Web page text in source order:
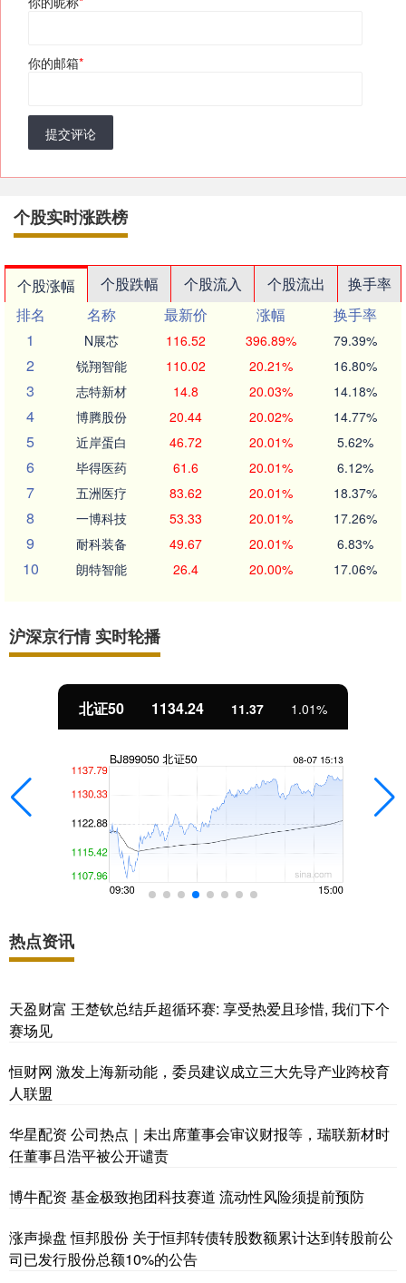
你的邮箱*
提交评论
个股实时涨跌榜
个股涨幅 个股跌幅 个股流入 个股流出
换手率
排名
名称 最新价 涨幅
换手率
1
N展芯 116.52 396.89% 79.39%
2 锐翔智能 110.02 20.21% 16.80%
3 志特新材 14.8 20.03% 14.18%
4 博腾股份 20.44 20.02% 14.77%
5 近岸蛋白 46.72 20.01% 5.62%
6 毕得医药 61.6 20.01% 6.12%
7 五洲医疗 83.62 20.01% 18.37%
8 一博科技 53.33 20.01% 17.26%
9 耐科装备 49.67 20.01% 6.83%
10 朗特智能 26.4 20.00% 17.06%
沪深京行情 实时轮播
北证50 1134.24 11.37 1.01%
热点资讯
天盈财富 王楚钦总结乒超循环赛: 享受热爱且珍惜, 我们下个
赛场见
恒财网 激发上海新动能，委员建议成立三大先导产业跨校育
人联盟
华星配资 公司热点｜未出席董事会审议财报等，瑞联新材时
任董事吕浩平被公开谴责
博牛配资 基金极致抱团科技赛道 流动性风险须提前预防
涨声操盘 恒邦股份 关于恒邦转债转股数额累计达到转股前公
司已发行股份总额10%的公告